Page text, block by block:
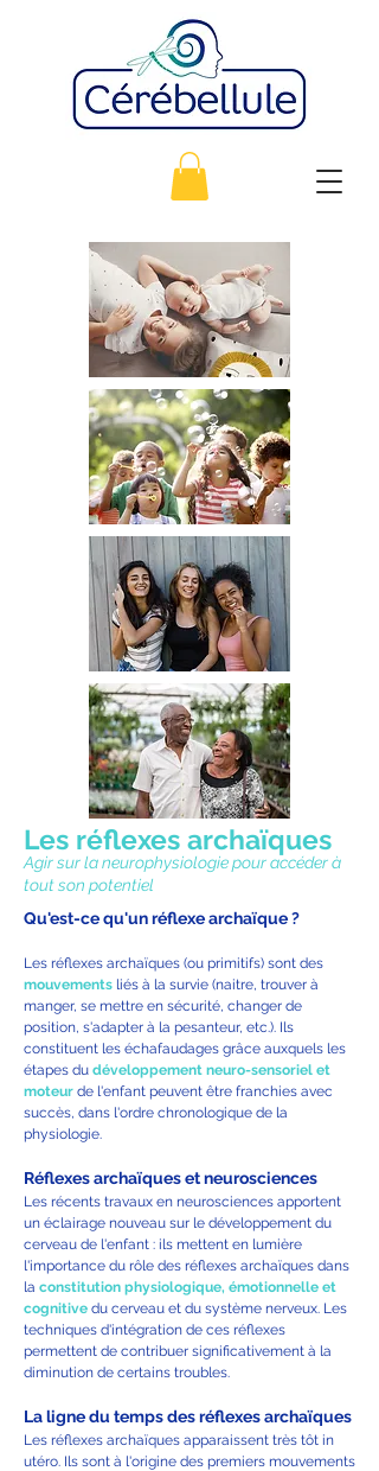
Les réflexes archaïques
Agir sur la neurophysiologie pour accéder à
tout son potentiel
Qu'est-ce qu'un réflexe archaïque ?
Les réflexes archaïques (ou primitifs) sont des
mouvements liés à la survie (naitre, trouver à
manger, se mettre en sécurité, changer de
position, s'adapter à la pesanteur, etc.). Ils
constituent les échafaudages grâce auxquels les
étapes du développement neuro-sensoriel et
moteur de l'enfant peuvent être franchies avec
succès, dans l'ordre chronologique de la
physiologie.
Réflexes archaïques et neurosciences
Les récents travaux en neurosciences apportent
un éclairage nouveau sur le développement du
cerveau de l'enfant : ils mettent en lumière
l'importance du rôle des réflexes archaïques dans
la constitution physiologique, émotionnelle et
cognitive du cerveau et du système nerveux. Les
techniques d'intégration de ces réflexes
permettent de contribuer significativement à la
diminution de certains troubles.
La ligne du temps des réflexes archaïques
Les réflexes archaïques apparaissent très tôt in
utéro. Ils sont à l'origine des premiers mouvements